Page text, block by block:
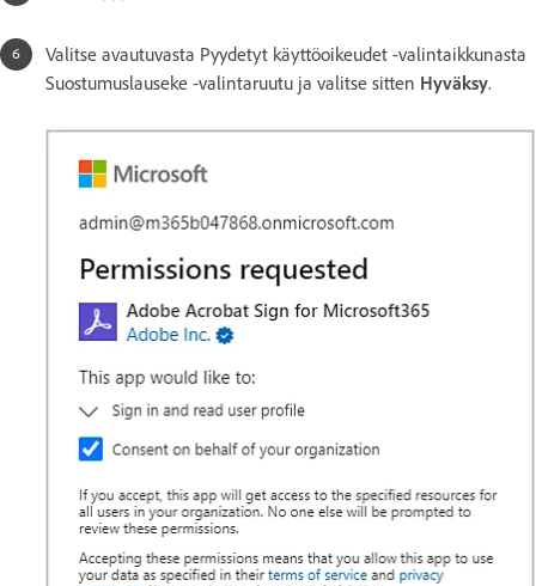
Valitse avautuvasta Pyydetyt käyttöoikeudet -valintaikkunasta
Suostumuslauseke -valintaruutu ja valitse sitten Hyväksy.